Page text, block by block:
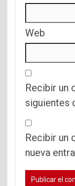
Web
Recibir un
siguientes
Recibir un
nueva